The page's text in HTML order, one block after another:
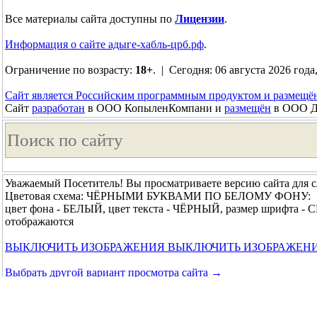
Все материалы сайта доступны по Лицензии.
Информация о сайте адыге-хабль-црб.рф.
Ограничение по возрасту: 18+. | Сегодня: 06 августа 2026
Сайт является Российским программным продуктом и
Сайт разработан в ООО КопыленКомпани и размещён в ООО
Уважаемый Посетитель! Вы просматриваете версию сайта для
Цветовая схема: ЧЁРНЫМИ БУКВАМИ ПО БЕЛОМУ ФОНУ:
цвет фона - БЕЛЫЙ, цвет текста - ЧЁРНЫЙ, размер шрифта
отображаются
ВЫКЛЮЧИТЬ ИЗОБРАЖЕНИЯ ВЫКЛЮЧИТЬ
Выбрать другой вариант просмотра сайта →